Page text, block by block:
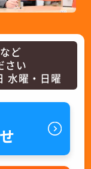
ど
さい
曜・日曜